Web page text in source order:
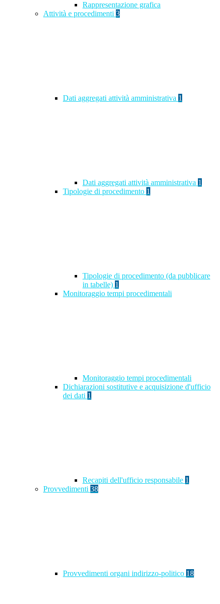
Rappresentazione grafica
Attività e procedimenti 3
Dati aggregati attività amministrativa 1
Dati aggregati attività amministrativa 1
Tipologie di procedimento 1
Tipologie di procedimento (da pubblicare
in tabelle) 1
Monitoraggio tempi procedimentali
Monitoraggio tempi procedimentali
Dichiarazioni sostitutive e acquisizione d'ufficio
dei dati 1
Recapiti dell'ufficio responsabile 1
Provvedimenti 38
Provvedimenti organi indirizzo-politico 18